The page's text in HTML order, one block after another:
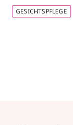
GESICHTSPFLEGE